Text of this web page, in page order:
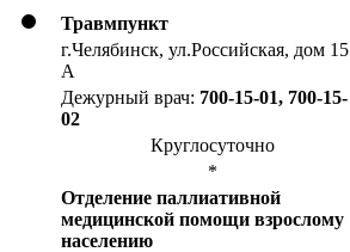
Травмпункт
г.Челябинск, ул.Российская, дом 15
А
Дежурный врач: 700-15-01, 700-15-
02
Круглосуточно
*
Отделение паллиативной
медицинской помощи взрослому
населению